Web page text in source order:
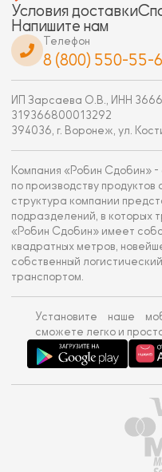
Условия доставки
Напишите нам
Телефон
8 (800) 550-55-
ИП Зарсаева О.В., ИНН
319366800013292
394036, г. Воронеж, ул.
Компания «Робин Сдобин»
по производству
структура компании
подразделений, в которых
«Робин Сдобин» имеет
квадратных метров,
собственный
транспортом.
Установите наше
сможете легко и